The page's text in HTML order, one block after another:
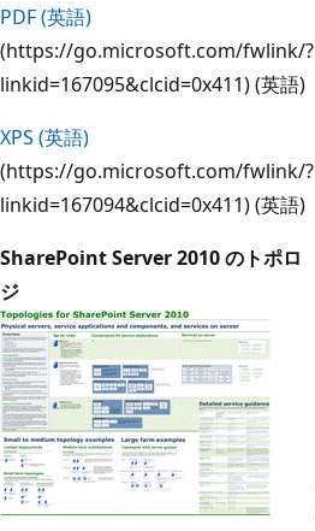
PDF (英語)
(https://go.microsoft.com/fwlink/?
linkid=167095&clcid=0x411) (英語)
XPS (英語)
(https://go.microsoft.com/fwlink/?
linkid=167094&clcid=0x411) (英語)
SharePoint Server 2010 のトポロ
ジ